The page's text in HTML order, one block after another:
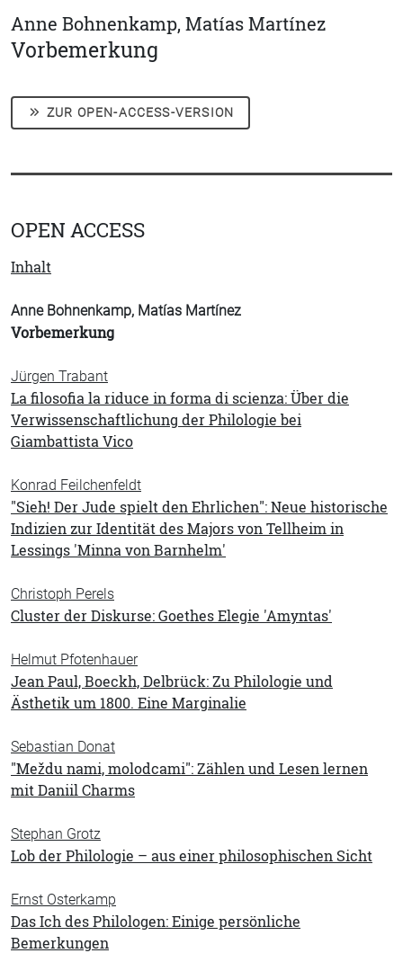
Anne Bohnenkamp, Matías Martínez
Vorbemerkung
ZUR OPEN-ACCESS-VERSION
OPEN ACCESS
Inhalt
Anne Bohnenkamp, Matías Martínez
Vorbemerkung
Jürgen Trabant
La filosofia la riduce in forma di scienza: Über die
Verwissenschaftlichung der Philologie bei
Giambattista Vico
Konrad Feilchenfeldt
"Sieh! Der Jude spielt den Ehrlichen": Neue historische
Indizien zur Identität des Majors von Tellheim in
Lessings 'Minna von Barnhelm'
Christoph Perels
Cluster der Diskurse: Goethes Elegie 'Amyntas'
Helmut Pfotenhauer
Jean Paul, Boeckh, Delbrück: Zu Philologie und
Ästhetik um 1800. Eine Marginalie
Sebastian Donat
"Meždu nami, molodcami": Zählen und Lesen lernen
mit Daniil Charms
Stephan Grotz
Lob der Philologie – aus einer philosophischen Sicht
Ernst Osterkamp
Das Ich des Philologen: Einige persönliche
Bemerkungen